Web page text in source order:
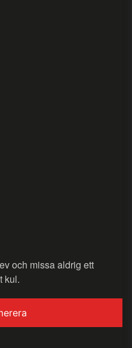
och missa aldrig ett
kul.